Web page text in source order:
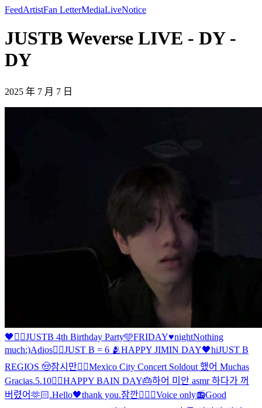
FeedArtistFan LetterMediaLiveNotice
JUSTB Weverse LIVE - DY -
DY
2025 年 7 月 7 日
🖤 ✌🏻JUSTB 4th Birthday Party🩵FRIDAY♥nightNothing
much:)Adios🖐🏻JUST B = 6 🫂HAPPY JIMIN DAY🖤hiJUST B
REGIOS 🤠잠시만🖐🏻Mexico City Concert Soldout 했어 Muchas
Gracias.5.10🖐🏻HAPPY BAIN DAY🎂하어 미안 asmr 하다가 꺼
버렸어🫶🏻.Hello🖤thank you.잠깐🖐🏻 🖤Voice only📻Good